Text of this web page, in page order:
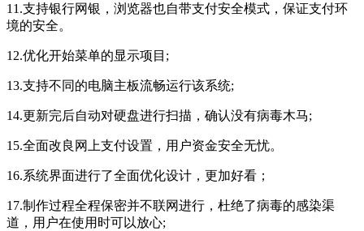
11.支持银行网银，浏览器也自带支付安全模式，保证支付环
境的安全。
12.优化开始菜单的显示项目;
13.支持不同的电脑主板流畅运行该系统;
14.更新完后自动对硬盘进行扫描，确认没有病毒木马;
15.全面改良网上支付设置，用户资金安全无忧。
16.系统界面进行了全面优化设计，更加好看；
17.制作过程全程保密并不联网进行，杜绝了病毒的感染渠
道，用户在使用时可以放心;